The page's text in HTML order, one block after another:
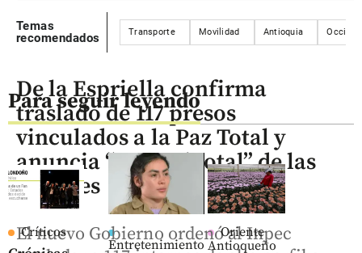
Temas
recomendados
Transporte Movilidad Antioquia
Para seguir leyendo
Críticos
Entretenimiento
Oriente
Antioqueño
De la Espriella confirma
traslado de 117 presos
vinculados a la Paz Total y
anuncia “control total” de las
cárceles
El nuevo Gobierno ordenó al Inpec